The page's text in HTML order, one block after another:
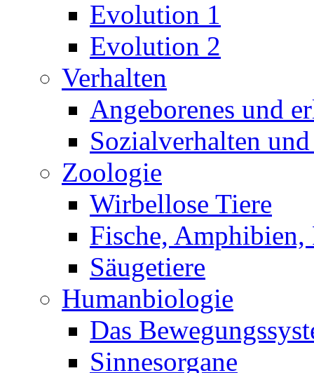
Evolution 1
Evolution 2
Verhalten
Angeborenes und
Sozialverhalten
Zoologie
Wirbellose Tiere
Fische,
Säugetiere
Humanbiologie
Das
Sinnesorgane